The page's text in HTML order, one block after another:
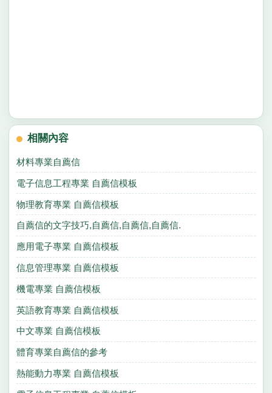
相關內容
材料專業自薦信
電子信息工程專業 自薦信模板
物理教育專業 自薦信模板
自薦信的文字技巧,自薦信,自薦信,自薦信.
應用電子專業 自薦信模板
信息管理專業 自薦信模板
機電專業 自薦信模板
英語教育專業 自薦信模板
中文專業 自薦信模板
體育專業自薦信的參考
熱能動力專業 自薦信模板